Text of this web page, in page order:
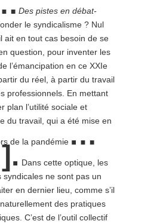
Des pistes en débat-
le syndicalisme ? Nul
ait en tout cas besoin de se
question, pour inventer les
l’émancipation en ce XXIe
du réel, à partir du travail
professionnels. En mettant
plan l’utilité sociale et
du travail, qui a été mise en
de la pandémie …
Dans cette optique, les
syndicales ne sont pas un
en dernier lieu, comme s’il
des pratiques
C’est de l’outil collectif